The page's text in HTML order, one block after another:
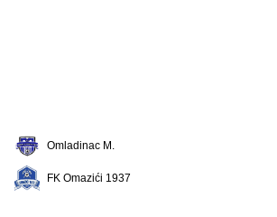
Omladinac M.
FK Omazići 1937